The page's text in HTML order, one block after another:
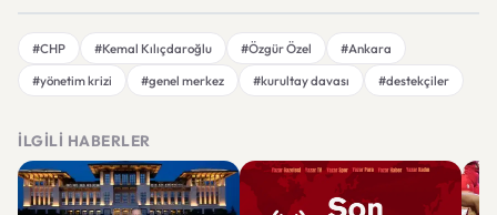
#CHP #Kemal Kılıçdaroğlu #Özgür Özel
#Ankara
#yönetim krizi
#genel merkez #kurultay davası #destekçiler
İLGILI HABERLER